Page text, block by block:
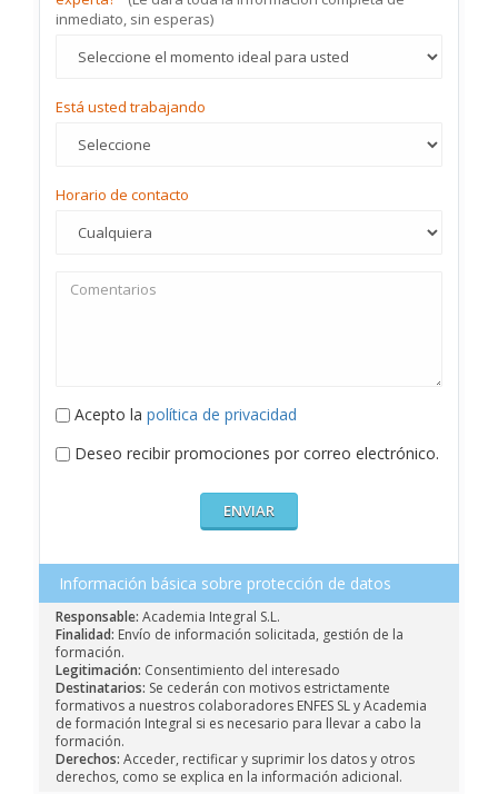
inmediato, sin esperas)
Está usted trabajando
Horario de contacto
Acepto la política de privacidad
Deseo recibir promociones por correo electrónico.
Información básica sobre protección de datos
Responsable: Academia Integral S.L.
Finalidad: Envío de información solicitada, gestión de la
formación.
Legitimación: Consentimiento del interesado
Destinatarios: Se cederán con motivos estrictamente
formativos a nuestros colaboradores ENFES SL y Academia
de formación Integral si es necesario para llevar a cabo la
formación.
Derechos: Acceder, rectificar y suprimir los datos y otros
derechos, como se explica en la información adicional.